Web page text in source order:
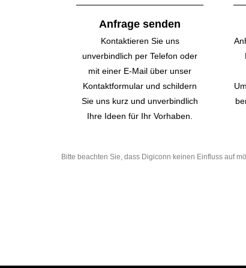
Anfrage senden
Kontaktieren Sie uns
unverbindlich per Telefon oder
mit einer E-Mail über unser
Kontakt­formular und schildern
Sie uns kurz und unverbindlich
Ihre Ideen für Ihr Vorhaben.
Bitte beachten Sie, dass Digiconn keinen Einfluss auf